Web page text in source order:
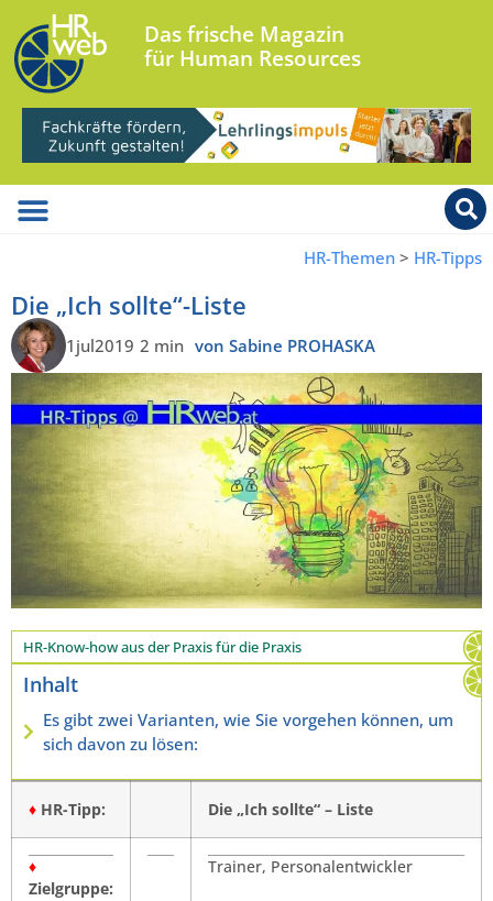
Das frische Magazin
für Human Resources
HR-Themen > HR-Tipps
Die „Ich sollte“-Liste
1jul2019 2 min von Sabine PROHASKA
HR-Know-how aus der Praxis für die Praxis
Inhalt
Es gibt zwei Varianten, wie Sie vorgehen können, um
sich davon zu lösen:
♦ HR-Tipp: Die „Ich sollte“ – Liste
♦
Zielgruppe:
Trainer, Personalentwickler